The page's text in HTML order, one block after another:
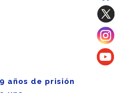
años de prisión